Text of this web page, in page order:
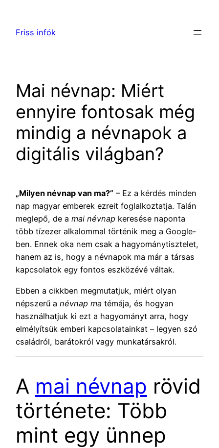
tartalomhoz
Friss infók
Mai névnap: Miért
ennyire fontosak még
mindig a névnapok a
digitális világban?
„Milyen névnap van ma?” – Ez a kérdés minden
nap magyar emberek ezreit foglalkoztatja. Talán
meglepő, de a mai névnap keresése naponta
több tízezer alkalommal történik meg a Google-
ben. Ennek oka nem csak a hagyománytisztelet,
hanem az is, hogy a névnapok ma már a társas
kapcsolatok egy fontos eszközévé váltak.
Ebben a cikkben megmutatjuk, miért olyan
népszerű a névnap ma témája, és hogyan
használhatjuk ki ezt a hagyományt arra, hogy
elmélyítsük emberi kapcsolatainkat – legyen szó
családról, barátokról vagy munkatársakról.
A mai névnap rövid
története: Több
mint egy ünnep